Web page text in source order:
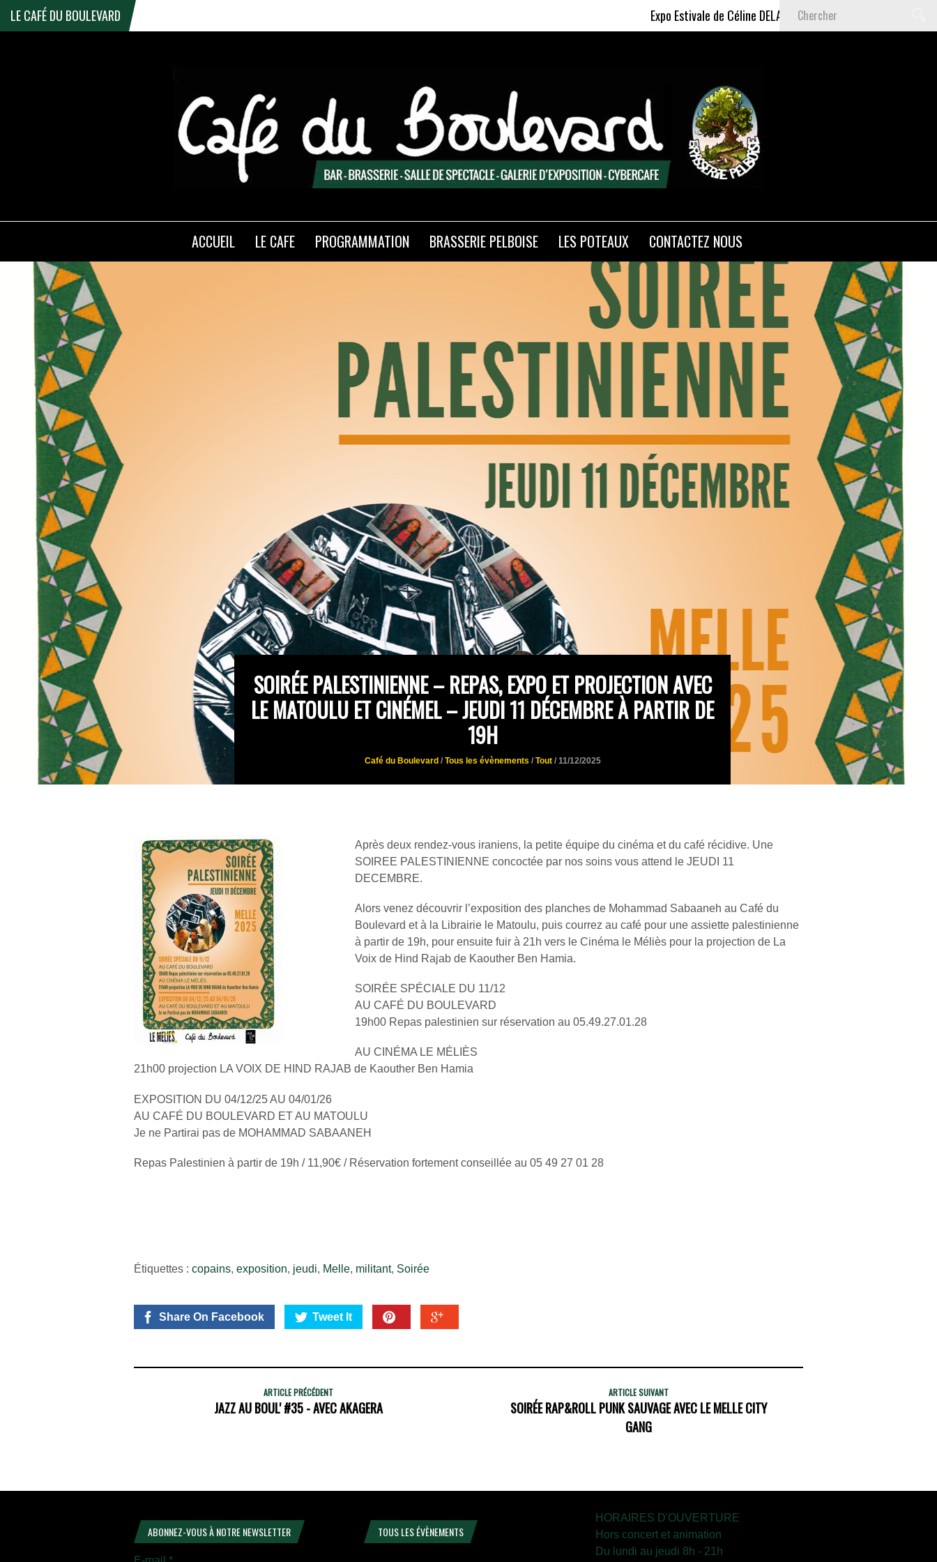
LE CAFÉ DU BOULEVARD Expo Estivale de Céline DELAS - Du 9 Juillet au 6 Septembre 2026
ACCUEIL LE CAFE PROGRAMMATION BRASSERIE PELBOISE LES POTEAUX CONTACTEZ NOUS
SOIRÉE PALESTINIENNE – REPAS, EXPO ET PROJECTION AVEC
LE MATOULU ET CINÉMEL – JEUDI 11 DÉCEMBRE À PARTIR DE
19H
Café du Boulevard / Tous les évènements / Tout/ 11/12/2025
Après deux rendez-vous iraniens, la petite équipe du cinéma et du café récidive. Une
SOIREE PALESTINIENNE concoctée par nos soins vous attend le JEUDI 11
DECEMBRE.
Alors venez découvrir l’exposition des planches de Mohammad Sabaaneh au Café du
Boulevard et à la Librairie le Matoulu, puis courrez au café pour une assiette palestinienne
à partir de 19h, pour ensuite fuir à 21h vers le Cinéma le Méliès pour la projection de La
Voix de Hind Rajab de Kaouther Ben Hamia.
SOIRÉE SPÉCIALE DU 11/12
AU CAFÉ DU BOULEVARD
19h00 Repas palestinien sur réservation au 05.49.27.01.28
AU CINÉMA LE MÉLIÈS
21h00 projection LA VOIX DE HIND RAJAB de Kaouther Ben Hamia
EXPOSITION DU 04/12/25 AU 04/01/26
AU CAFÉ DU BOULEVARD ET AU MATOULU
Je ne Partirai pas de MOHAMMAD SABAANEH
Repas Palestinien à partir de 19h / 11,90€ / Réservation fortement conseillée au 05 49 27 01 28
Étiquettes : copains, exposition, jeudi, Melle, militant, Soirée
Share On Facebook Tweet It
ARTICLE PRÉCÉDENT
JAZZ AU BOUL' #35 - AVEC AKAGERA
ARTICLE SUIVANT
SOIRÉE RAP&ROLL PUNK SAUVAGE AVEC LE MELLE CITY
GANG
ABONNEZ-VOUS À NOTRE NEWSLETTER TOUS LES ÉVÈNEMENTS
HORAIRES D'OUVERTURE
Hors concert et animation
Du lundi au jeudi 8h - 21h